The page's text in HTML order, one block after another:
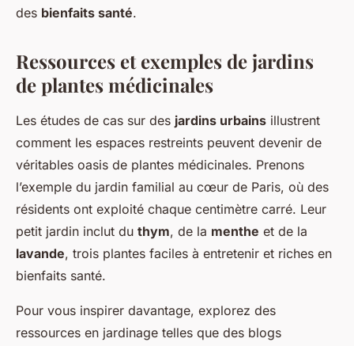
des bienfaits santé.
Ressources et exemples de jardins
de plantes médicinales
Les études de cas sur des jardins urbains illustrent
comment les espaces restreints peuvent devenir de
véritables oasis de plantes médicinales. Prenons
l’exemple du jardin familial au cœur de Paris, où des
résidents ont exploité chaque centimètre carré. Leur
petit jardin inclut du thym, de la menthe et de la
lavande, trois plantes faciles à entretenir et riches en
bienfaits santé.
Pour vous inspirer davantage, explorez des
ressources en jardinage telles que des blogs